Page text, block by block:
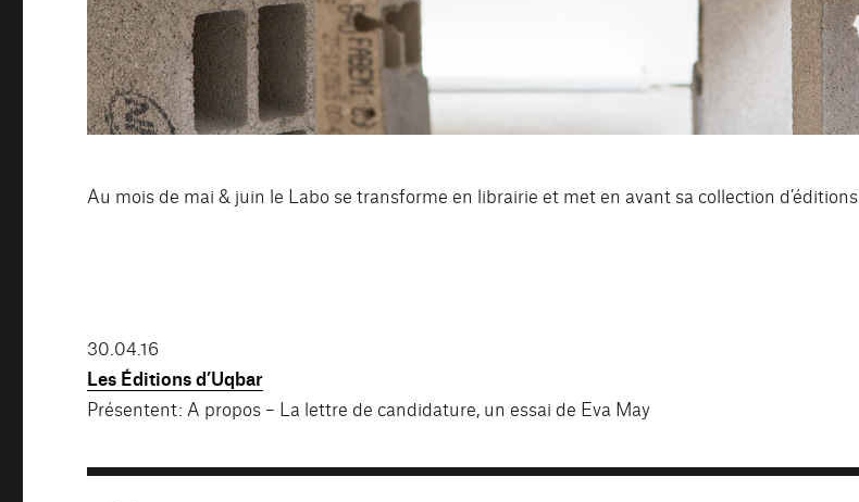
Au mois de mai & juin le Labo se transforme en librairie et met en avant sa collection d’éditions.
30.04.16
Les Éditions d’Uqbar
Présentent: A propos – La lettre de candidature, un essai de Eva May